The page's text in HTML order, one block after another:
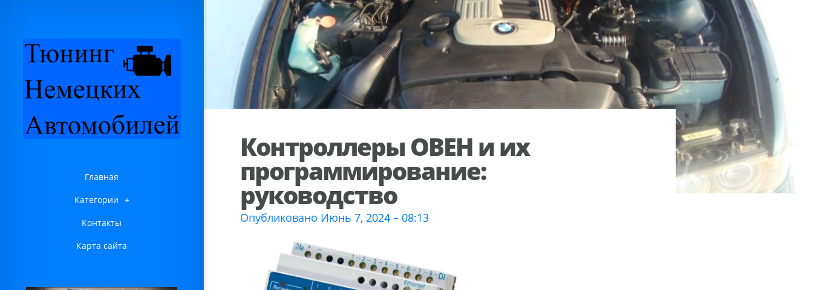
Главная
Категории +
Контакты
Карта сайта
Контроллеры ОВЕН и их
программирование:
руководство
Опубликовано Июнь 7, 2024 – 08:13